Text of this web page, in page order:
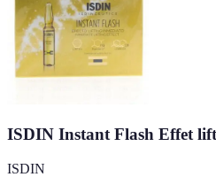
ISDIN Instant Flash Effet
ISDIN